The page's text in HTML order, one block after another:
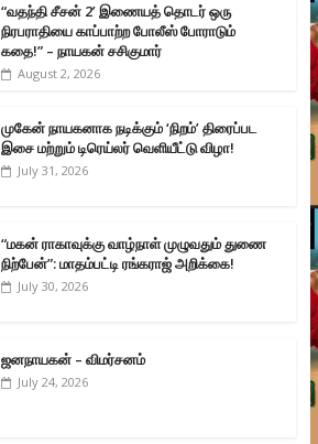
“வதந்தி சீசன் 2’ இணையத் தொடர் ஒரு
நிரபராதியை காப்பாற்ற போலீஸ் போராடும்
கதை!” – நாயகன் சசிகுமார்
August 2, 2026
முகேன் நாயகனாக நடிக்கும் ‘நிறம்’ திரைப்பட
இசை மற்றும் டிரெய்லர் வெளியீட்டு விழா!
July 31, 2026
“மகன் ராகாவுக்கு வாழ்நாள் முழுவதும் துணை
நிற்பேன்”: மாதம்பட்டி ரங்கராஜ் அறிக்கை!
July 30, 2026
ஜனநாயகன் – விமர்சனம்
July 24, 2026